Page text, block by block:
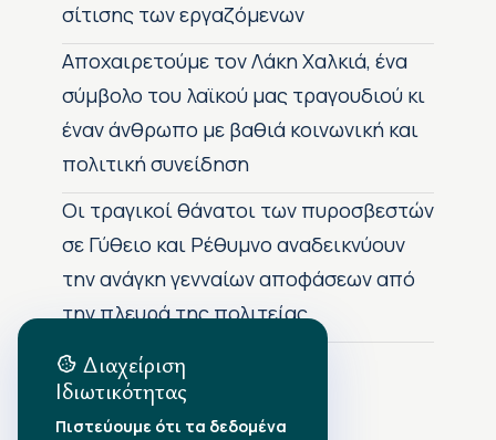
σίτισης των εργαζόμενων
Αποχαιρετούμε τον Λάκη Χαλκιά, ένα
σύμβολο του λαϊκού μας τραγουδιού κι
έναν άνθρωπο με βαθιά κοινωνική και
πολιτική συνείδηση
Οι τραγικοί θάνατοι των πυροσβεστών
σε Γύθειο και Ρέθυμνο αναδεικνύουν
την ανάγκη γενναίων αποφάσεων από
την πλευρά της πολιτείας
Αρχείο Δημοσιεύσεων
Διαχείριση
Ιδιωτικότητας
Πιστεύουμε ότι τα δεδομένα